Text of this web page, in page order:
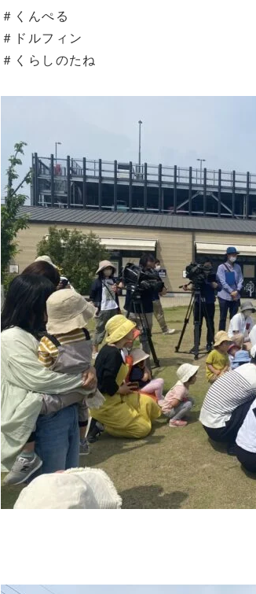
＃くんぺる
＃ドルフィン
＃くらしのたね